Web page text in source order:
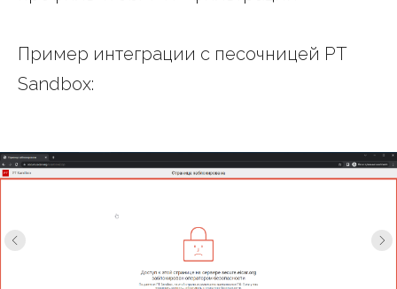
Пример интеграции с песочницей PT
Sandbox: